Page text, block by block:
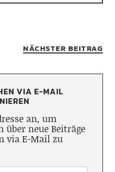
NÄCHSTER BEITRAG
VIA E-MAIL
an, um
über neue Beiträge
via E-Mail zu